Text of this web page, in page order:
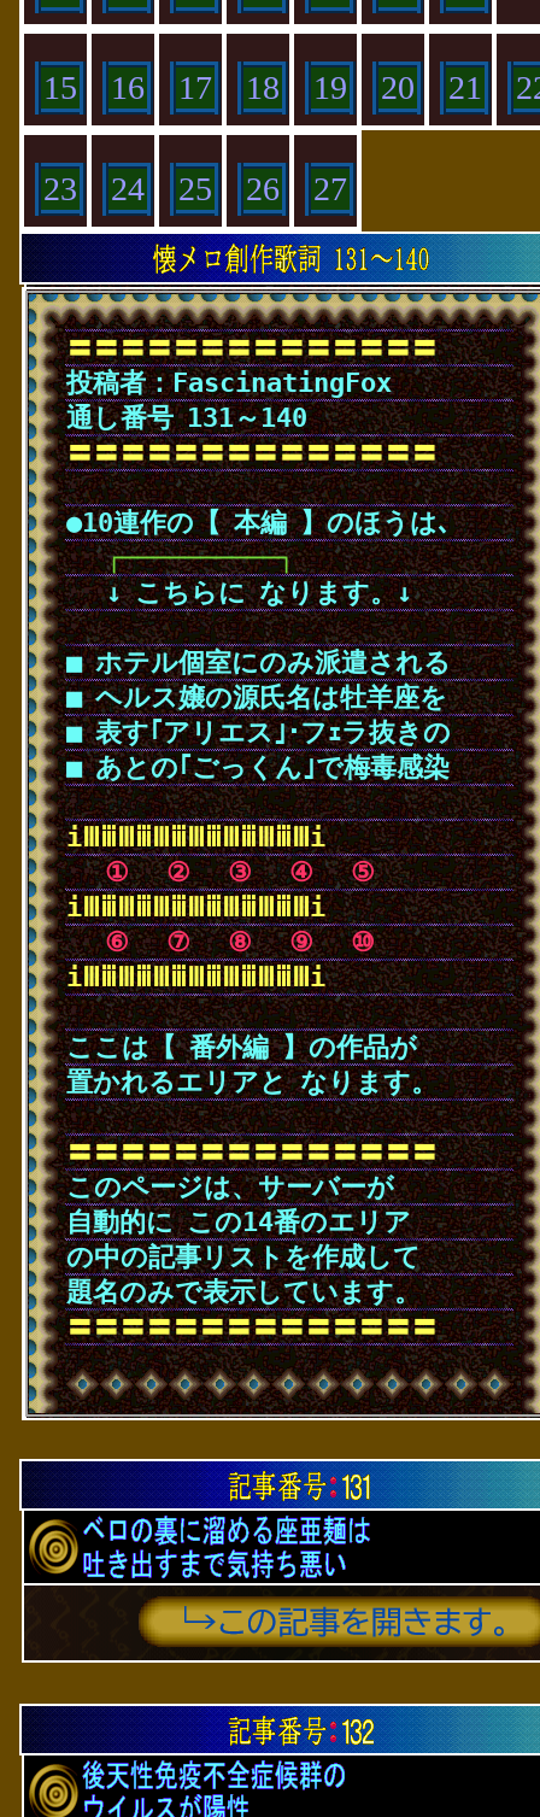
15 16 17 18 19 20 21
23 24 25 26 27
〓〓〓〓〓〓〓〓〓〓〓〓〓〓
投稿者：FascinatingFox
通し番号･131～140
〓〓〓〓〓〓〓〓〓〓〓〓〓〓
･
●10連作の【･本編･】のほうは､
･･･┌──────────┐
･･･↓･こちらに･なります。↓
･
■･ホテル個室にのみ派遣される
■･ヘルス嬢の源氏名は牡羊座を
■･表す｢アリエス｣･フｪラ抜きの
■･あとの｢ごっくん｣で梅毒感染
･
iⅢⅲⅢⅲⅢⅲⅢⅲⅢⅲⅢⅲⅢi
･･ ① ･ ② ･ ③ ･ ④ ･ ⑤
iⅢⅲⅢⅲⅢⅲⅢⅲⅢⅲⅢⅲⅢi
･･ ⑥ ･ ⑦ ･ ⑧ ･ ⑨ ･ ⑩
iⅢⅲⅢⅲⅢⅲⅢⅲⅢⅲⅢⅲⅢi
･
ここは【･番外編･】の作品が
置かれるエリアと･なります。
･
〓〓〓〓〓〓〓〓〓〓〓〓〓〓
このページは、サーバーが
自動的に･この14番のエリア
の中の記事リストを作成して
題名のみで表示しています。
〓〓〓〓〓〓〓〓〓〓〓〓〓〓